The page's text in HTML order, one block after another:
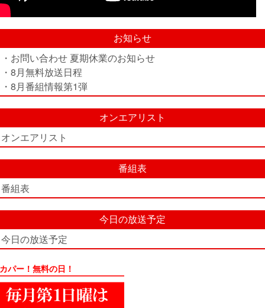
お知らせ
・お問い合わせ 夏期休業のお知らせ
・8月無料放送日程
・8月番組情報第1弾
オンエアリスト
オンエアリスト
番組表
番組表
今日の放送予定
今日の放送予定
パー！無料の日！